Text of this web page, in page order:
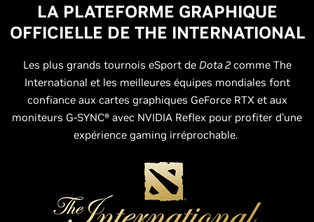
LA PLATEFORME GRAPHIQUE
OFFICIELLE DE THE INTERNATIONAL
Les plus grands tournois eSport de Dota 2comme The
International et les meilleures équipes mondiales font
confiance aux cartes graphiques GeForce RTX et aux
moniteurs G-SYNC® avec NVIDIA Reflex pour profiter d’une
expérience gaming irréprochable.